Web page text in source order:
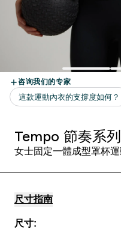
Tempo 節奏系
女士固定一體成型罩杯
尺寸指南
尺寸: